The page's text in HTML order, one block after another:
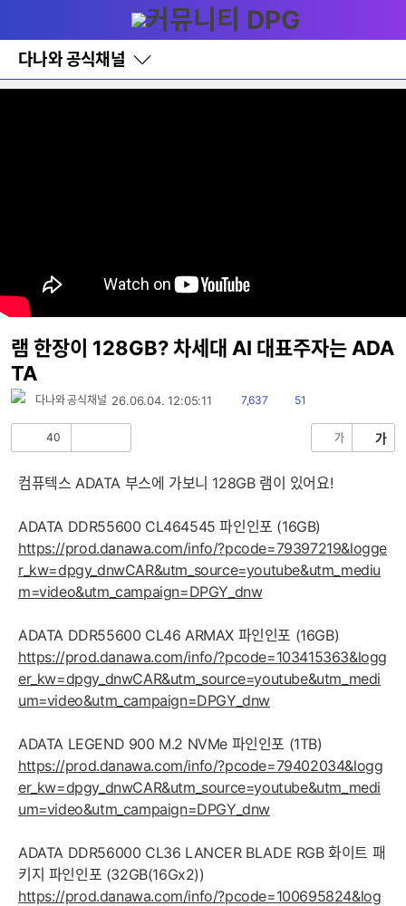
와
홈
다나와 공식채널
바
로
램 한장이 128GB? 차세대 AI 대표주자는 ADA
TA
다나와 공식채널 26.06.04. 12:05:11
읽
7,637
댓51
공40
감
가 가
컴퓨텍스 ADATA 부스에 가보니 128GB 램이 있어요!
ADATA DDR55600 CL464545 파인인포 (16GB)
https://prod.danawa.com/info/?pcode=79397219&logge
r_kw=dpgy_dnwCAR&utm_source=youtube&utm_mediu
m=video&utm_campaign=DPGY_dnw
ADATA DDR55600 CL46 ARMAX 파인인포 (16GB)
https://prod.danawa.com/info/?pcode=103415363&logg
er_kw=dpgy_dnwCAR&utm_source=youtube&utm_medi
um=video&utm_campaign=DPGY_dnw
ADATA LEGEND 900 M.2 NVMe 파인인포 (1TB)
https://prod.danawa.com/info/?pcode=79402034&logg
er_kw=dpgy_dnwCAR&utm_source=youtube&utm_medi
um=video&utm_campaign=DPGY_dnw
ADATA DDR56000 CL36 LANCER BLADE RGB 화이트 패
키지 파인인포 (32GB(16Gx2))
https://prod.danawa.com/info/?pcode=100695824&log